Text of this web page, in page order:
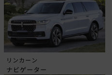
リンカーン
ナビゲーター